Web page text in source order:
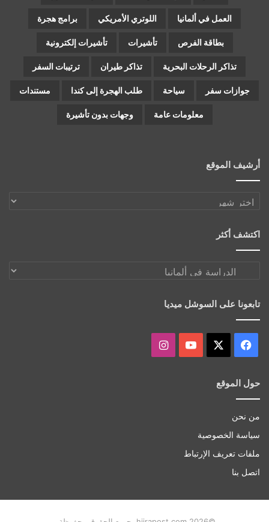
العمل في ألمانيا اللوتري الأمريكي برامج هجرة
بطاقة الفرص تأشيرات تأشيرات إلكترونية
تذاكر الرحلات البحرية تذاكر طيران ترتيبات السفر
جوازات سفر سياحة طلب الهجرة إلى كندا مستندات
معلومات عامة وجهات بدون تأشيرة
أرشيف الموقع
أرشيف
اكتشف أكثر
تابعونا على السوشل ميديا
فيسبوك ‫YouTubeانستقرام
حول الموقع
من نحن
سياسة الخصوصية
ملفات تعريف الإرتباط
اتصل بنا